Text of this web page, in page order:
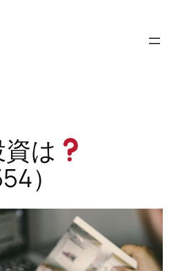
は
）